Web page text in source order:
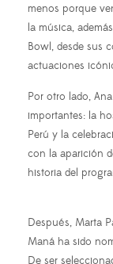
menos porque
la música,
Bowl, desde sus
actuaciones
Por otro lado,
importantes: la
Perú y la
con la aparición
historia del
Después, Marta
Maná ha sido
De ser